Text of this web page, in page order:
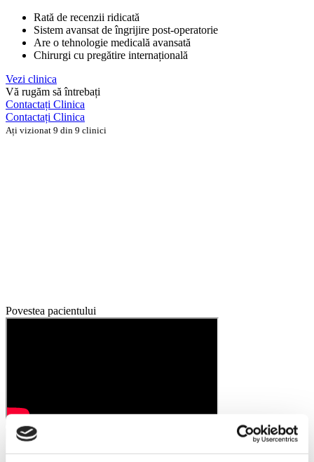
Rată de recenzii ridicată
Sistem avansat de îngrijire post-operatorie
Are o tehnologie medicală avansată
Chirurgi cu pregătire internațională
Vezi clinica
Vă rugăm să întrebați
Contactați Clinica
Contactați Clinica
Ați vizionat 9 din 9 clinici
Povestea pacientului